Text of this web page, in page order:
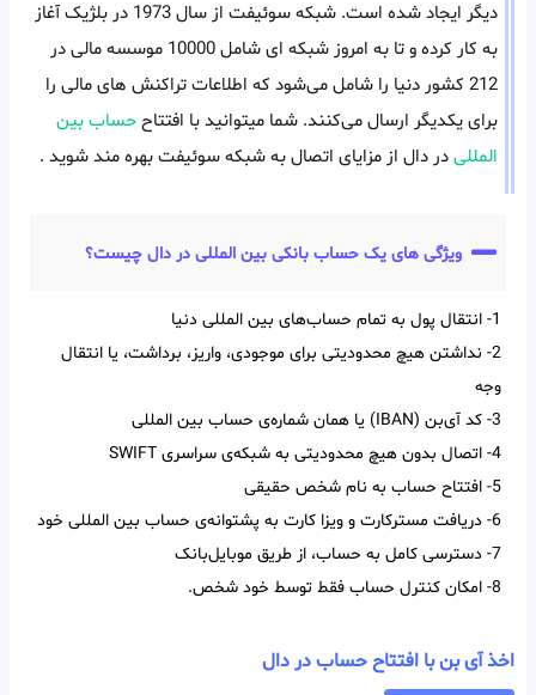
دیگر ایجاد شده است. شبکه سوئیفت از سال 1973 در بلژیک آغاز
به کار کرده و تا به امروز شبکه ای شامل 10000 موسسه مالی در
212 کشور دنیا را شامل می‌شود که اطلاعات تراکنش های مالی را
برای یکدیگر ارسال می‌کنند. شما میتوانید با افتتاححساب بین
المللیدر دال از مزایای اتصال به شبکه سوئیفت بهره مند شوید .
ویژگی های یک حساب بانکی بین المللی در دال چیست؟
1- انتقال پول به تمام حساب‌‌های بین‌‌ المللی دنیا
2- نداشتن هیچ محدودیتی برای موجودی، واریز، برداشت، یا انتقال
وجه
3- کد آی‌‌بن (IBAN) یا همان شماره‌ی حساب بین‌ المللی
4- اتصال بدون هیچ محدودیتی به شبکه‌ی سراسری SWIFT
5- افتتاح حساب به نام شخص حقیقی
6- دریافت مسترکارت و ویزا کارت به پشتوانه‌ی حساب بین المللی خود
7- دسترسی کامل به حساب، از طریق موبایل‌بانک
8- امکان کنترل حساب فقط توسط خود شخص.
اخذ آی بن با افتتاح حساب در دال